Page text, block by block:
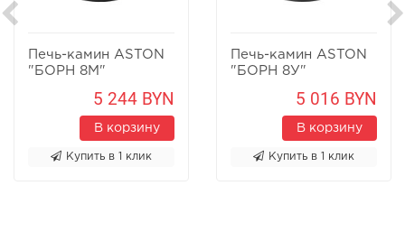
Печь-камин ASTON
"БОРН 8М"
5 244 BYN
В корзину
Купить в 1 клик
Печь-камин ASTON
"БОРН 8У"
5 016 BYN
В корзину
Купить в 1 клик